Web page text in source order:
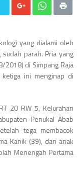
yang dialami oleh
parah. Pria yang
2018) di Simpang Raja
ketiga ini menginap di
20 RW 5, Kelurahan
Penukal Abab
tega membacok
Kanik (39), dan anak
Menengah Pertama